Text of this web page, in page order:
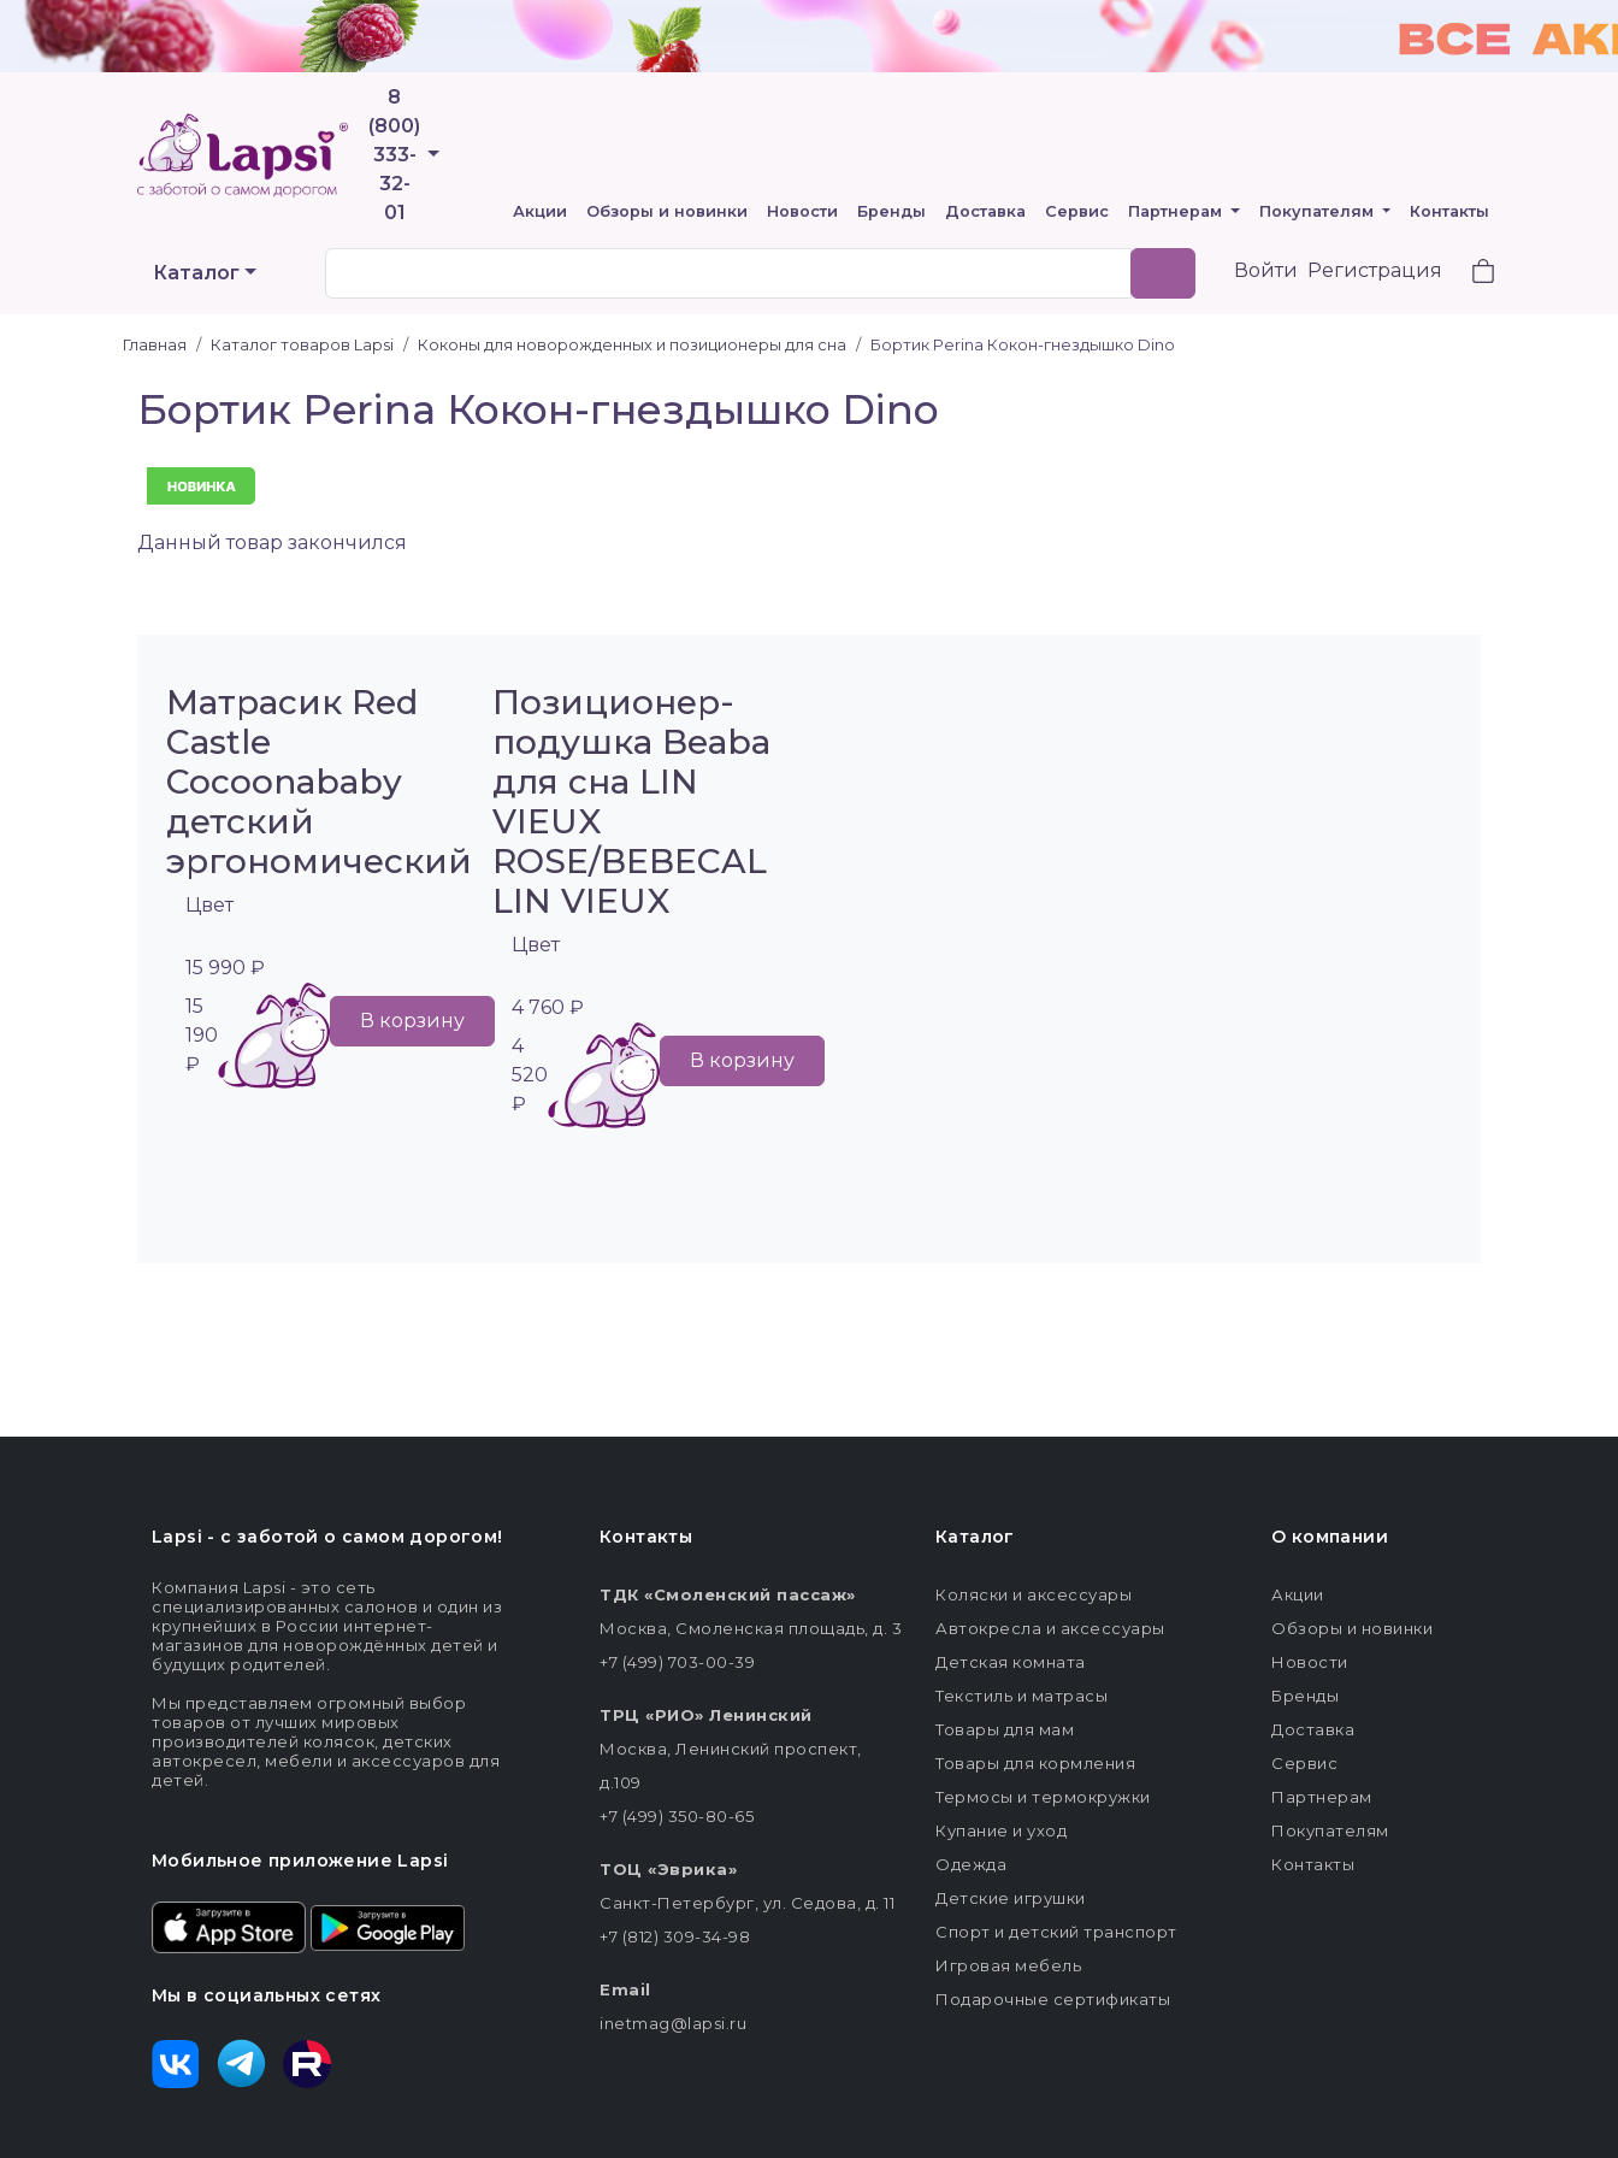
8
(800)
333-
32-
01
Телефоны
Акции Обзоры и новинки Новости Бренды Доставка Сервис Партнерам Покупателям Контакты
Каталог Войти Регистрация
Главная Каталог товаров Lapsi Коконы для новорожденных и позиционеры для сна Бортик Perina Кокон-гнездышко Dino
Бортик Perina Кокон-гнездышко Dino
Данный товар закончился
Матрасик Red
Castle
Cocoonababy
детский
эргономический
Цвет
15 990 ₽
15
190
₽
В корзину
Позиционер-
подушка Beaba
для сна LIN
VIEUX
ROSE/BEBECAL
LIN VIEUX
Цвет
4 760 ₽
4
520
₽
В корзину
Lapsi - c заботой о самом дорогом!
Компания Lapsi - это сеть
специализированных салонов и один из
крупнейших в России интернет-
магазинов для новорождённых детей и
будущих родителей.
Мы представляем огромный выбор
товаров от лучших мировых
производителей колясок, детских
автокресел, мебели и аксессуаров для
детей.
Мобильное приложение Lapsi
Мы в социальных сетях
Контакты
ТДК «Смоленский пассаж»
Москва, Смоленская площадь, д. 3
+7 (499) 703-00-39
ТРЦ «РИО» Ленинский
Москва, Ленинский проспект,
д.109
+7 (499) 350-80-65
ТОЦ «Эврика»
Санкт-Петербург, ул. Седова, д. 11
+7 (812) 309-34-98
Email
inetmag@lapsi.ru
Каталог
Коляски и аксессуары
Автокресла и аксессуары
Детская комната
Текстиль и матрасы
Товары для мам
Товары для кормления
Термосы и термокружки
Купание и уход
Одежда
Детские игрушки
Спорт и детский транспорт
Игровая мебель
Подарочные сертификаты
О компании
Акции
Обзоры и новинки
Новости
Бренды
Доставка
Сервис
Партнерам
Покупателям
Контакты